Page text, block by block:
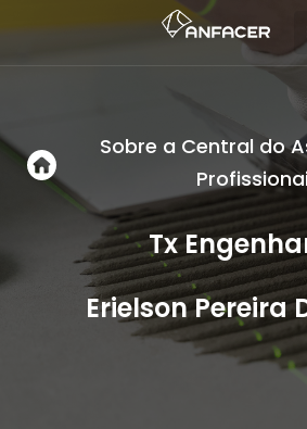
Sobre a Central do
Tx
Erielson Pereira